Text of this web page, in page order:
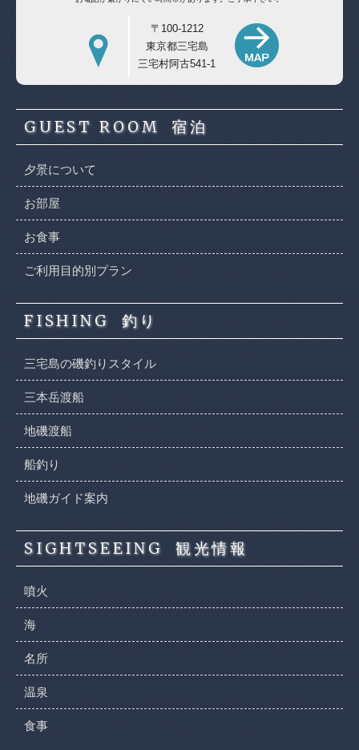
〒100-1212
東京都三宅島
三宅村阿古541-1
GUEST ROOM 宿泊
夕景について
お部屋
お食事
ご利用目的別プラン
FISHING 釣り
三宅島の磯釣りスタイル
三本岳渡船
地磯渡船
船釣り
地磯ガイド案内
SIGHTSEEING 観光情報
噴火
海
名所
温泉
食事